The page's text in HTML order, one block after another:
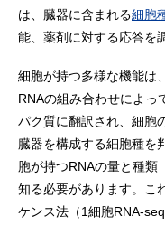
は、臓器に含まれる細胞
能、薬剤に対する応答を
細胞が持つ多様な機能は
RNAの組み合わせによっ
パク質に翻訳され、細胞
臓器を構成する細胞種を
胞が持つRNAの量と種類
知る必要があります。こ
ケンス法（1細胞RNA-seq